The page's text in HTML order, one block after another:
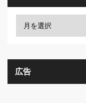
広告